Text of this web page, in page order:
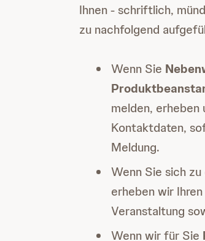
Ihnen - schriftlich,
zu nachfolgend
Wenn Sie
melden, erheben
Kontaktdaten,
Meldung.
Wenn Sie sich
erheben wir
Veranstaltung
Wenn wir für Sie